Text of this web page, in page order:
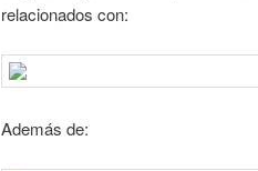
relacionados con:
Además de: